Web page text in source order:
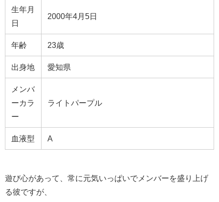
生年月
日
2000年4月5日
年齢 23歳
出身地 愛知県
メンバ
ーカラ
ー
ライトパープル
血液型 A
遊び心があって、常に元気いっぱいでメンバーを盛り上げ
る彼ですが、